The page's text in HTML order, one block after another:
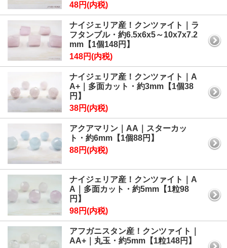
48円(内税)
ナイジェリア産！クンツァイト｜ラ
フタンブル・約6.5x6x5～10x7x7.2
mm【1個148円】
148円(内税)
ナイジェリア産！クンツァイト｜A
A+｜多面カット・約3mm【1個38
円】
38円(内税)
アクアマリン｜AA｜スターカッ
ト・約6mm【1個88円】
88円(内税)
ナイジェリア産！クンツァイト｜A
A｜多面カット・約5mm【1粒98
円】
98円(内税)
アフガニスタン産！クンツァイト｜
AA+｜丸玉・約5mm【1粒148円】